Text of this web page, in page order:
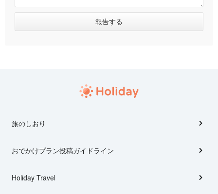
旅のしおり
おでかけプラン投稿ガイドライン
Holiday Travel